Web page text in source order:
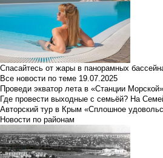
Спасайтесь от жары в панорамных
Все новости по теме 19.07.2025
Проведи экватор лета в «Станции Морской»
Где провести выходные с семьёй? На
Авторский тур в Крым «Сплошное
Новости по районам